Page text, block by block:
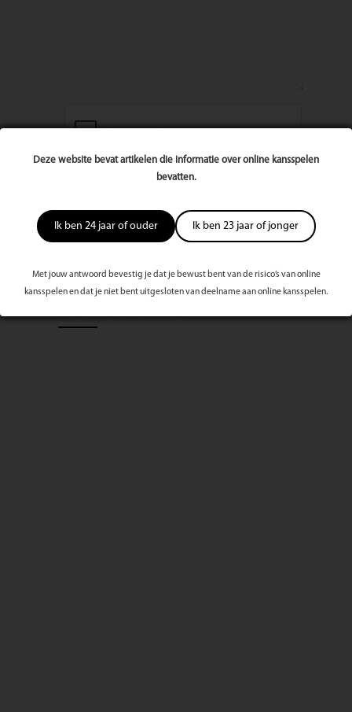
Deze website bevat artikelen die informatie over online kansspelen
bevatten.
Ik ben 24 jaar of ouder Ik ben 23 jaar of jonger
Met jouw antwoord bevestig je dat je bewust bent van de risico’s van online
kansspelen en dat je niet bent uitgesloten van deelname aan online kansspelen.
Meest bekeken dit kwartaal